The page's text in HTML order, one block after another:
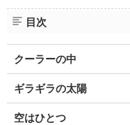
目次
クーラーの中
ギラギラの太陽
空はひとつ